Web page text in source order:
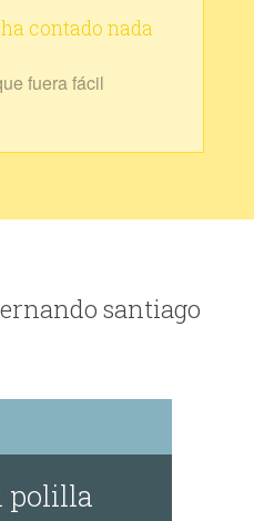
contado nada
fuera fácil
santiago
polilla